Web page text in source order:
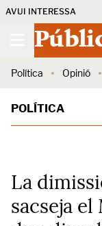
AVUI INTERESSA
Política Opinió
POLÍTICA
La
sacseja